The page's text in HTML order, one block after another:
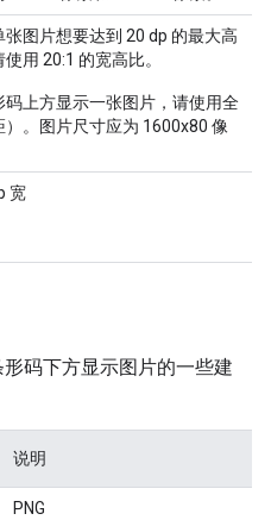
图片想要达到 20 dp 的最大高
用 20:1 的宽高比。
码上方显示一张图片，请使用全
）。图片尺寸应为 1600x80 像
宽
码下方显示图片的一些建
说明
PNG